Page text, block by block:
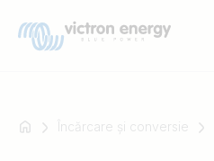
Încărcare și conversie